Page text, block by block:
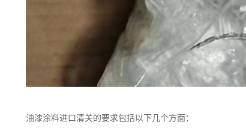
油漆涂料进口清关的要求包括以下几个方面：